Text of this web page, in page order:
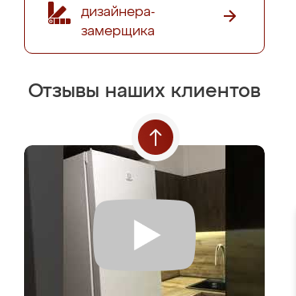
дизайнера-
замерщика
Отзывы наших клиентов